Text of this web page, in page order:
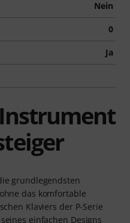
Nein
0
Ja
grundlegendsten
das komfortable
Klaviers der P-Serie
einfachen Designs